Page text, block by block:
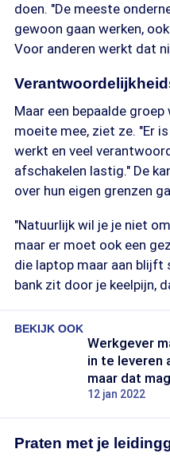
doen. "De meeste
gewoon gaan werken,
Voor anderen werkt dat
Maar een bepaalde
moeite mee, ziet ze. "Er
werkt en veel
afschakelen lastig." De
over hun eigen grenzen
"Natuurlijk wil je je niet
maar er moet ook een
die laptop maar aan blijft
bank zit door je keelpijn,
BEKIJK OOK
Werkgever
in te leveren
maar dat
12 jan 2022
Praten met je